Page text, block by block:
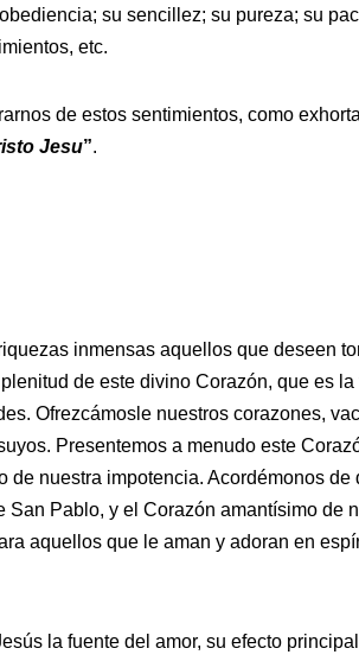
su sencillez; su pureza; su
etc.
de estos sentimientos, como
Jesu”.
inmensas aquellos que deseen
de este divino Corazón, que es la
Ofrezcámosle nuestros corazones,
Presentemos a menudo este
nuestra impotencia. Acordémonos de
San Pablo, y el Corazón amantísimo de
aquellos que le aman y adoran en
la fuente del amor, su efecto